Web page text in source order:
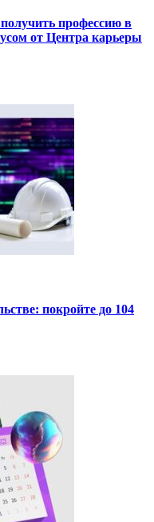
профессию в
от Центра карьеры
покройте до 104